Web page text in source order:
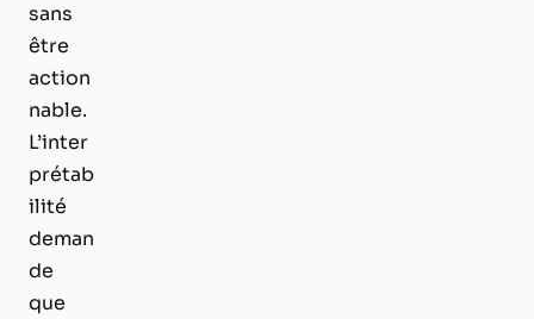
sans
être
action
nable.
L’inter
prétab
ilité
deman
de
que